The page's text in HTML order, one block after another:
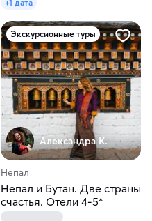
+1 дата
Экскурсионные туры
Александра К.
Непал
Непал и Бутан. Две страны
счастья. Отели 4-5*